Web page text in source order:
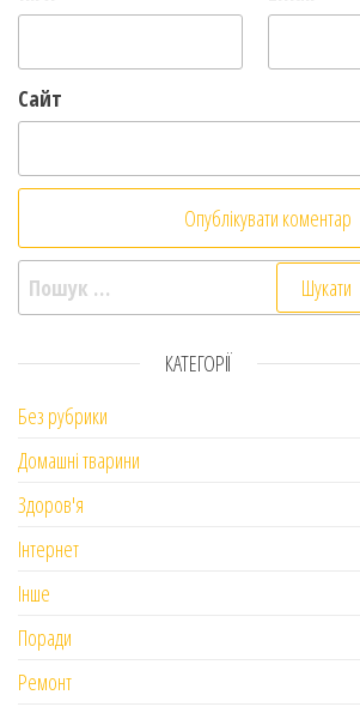
Сайт
Пошук:
КАТЕГОРІЇ
Без рубрики
Домашні тварини
Здоров'я
Інтернет
Інше
Поради
Ремонт